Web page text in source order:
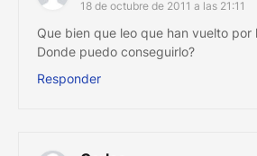
18 de octubre de 2011 a las 21:11
Que bien que leo que han vuelto
Donde puedo conseguirlo?
Responder